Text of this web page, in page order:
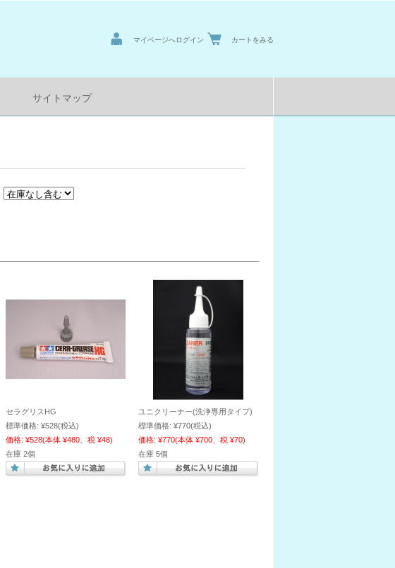
マイページへログイン カートをみる
サイトマップ
セラグリスHG
標準価格: ¥528(税込)
価格: ¥528(本体 ¥480、税 ¥48)
在庫 2個
ユニクリーナー(洗浄専用タイプ)
標準価格: ¥770(税込)
価格: ¥770(本体 ¥700、税 ¥70)
在庫 5個